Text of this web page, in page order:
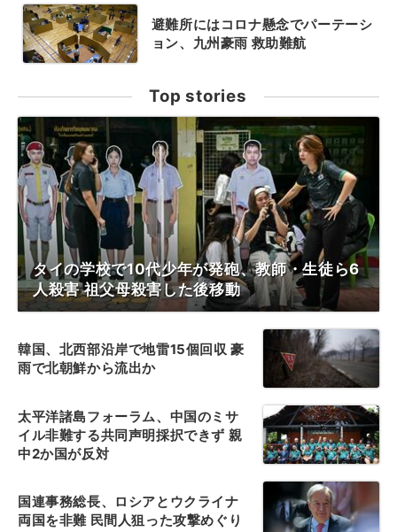
避難所にはコロナ懸念でパーテーシ
ョン、九州豪雨 救助難航
Top stories
タイの学校で10代少年が発砲、教師・生徒ら6
人殺害 祖父母殺害した後移動
韓国、北西部沿岸で地雷15個回収 豪
雨で北朝鮮から流出か
太平洋諸島フォーラム、中国のミサ
イル非難する共同声明採択できず 親
中2か国が反対
国連事務総長、ロシアとウクライナ
両国を非難 民間人狙った攻撃めぐり